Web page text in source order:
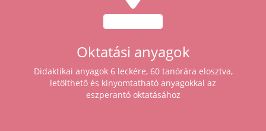
Oktatási anyagok
Didaktikai anyagok 6 leckére, 60 tanórára elosztva,
letölthető és kinyomtatható anyagokkal az
eszperantó oktatásához